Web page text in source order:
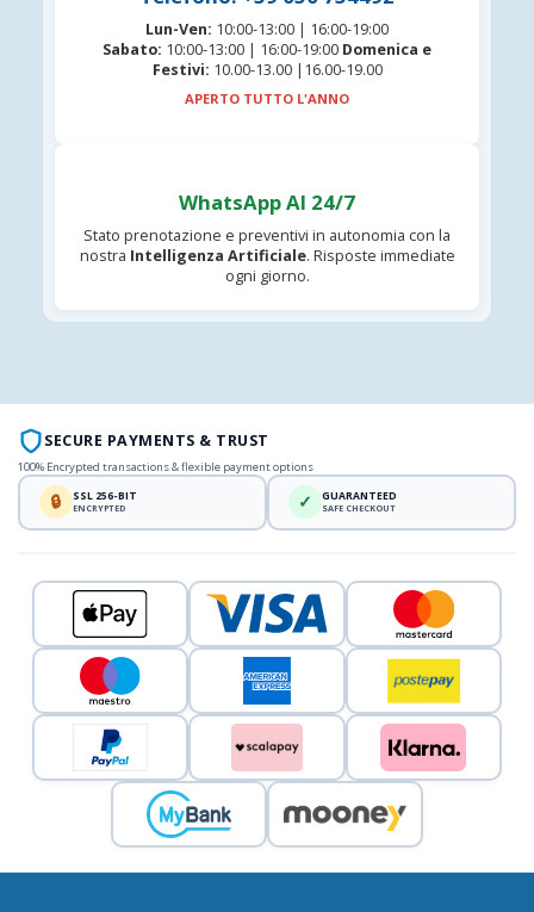
Lun-Ven: 10:00-13:00 | 16:00-19:00
Sabato: 10:00-13:00 | 16:00-19:00 Domenica e
Festivi: 10.00-13.00 |16.00-19.00
APERTO TUTTO L'ANNO
WhatsApp AI 24/7
Stato prenotazione e preventivi in autonomia con la
nostra Intelligenza Artificiale. Risposte immediate
ogni giorno.
SECURE PAYMENTS & TRUST
100% Encrypted transactions & flexible payment options
🔒 SSL 256-BIT
ENCRYPTED ✓ GUARANTEED
SAFE CHECKOUT